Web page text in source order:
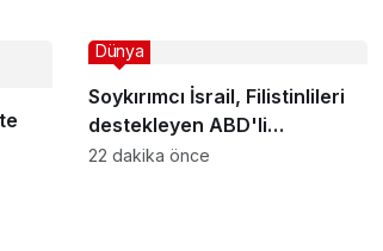
Soykırımcı İsrail, Filistinlileri
destekleyen ABD'li
Yahudilerin ülkeye giriş iznini
Dünya
22 dakika önce